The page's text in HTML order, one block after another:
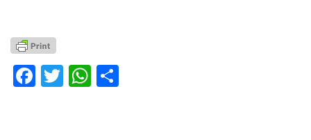
Facebook
TwitterWhatsApp